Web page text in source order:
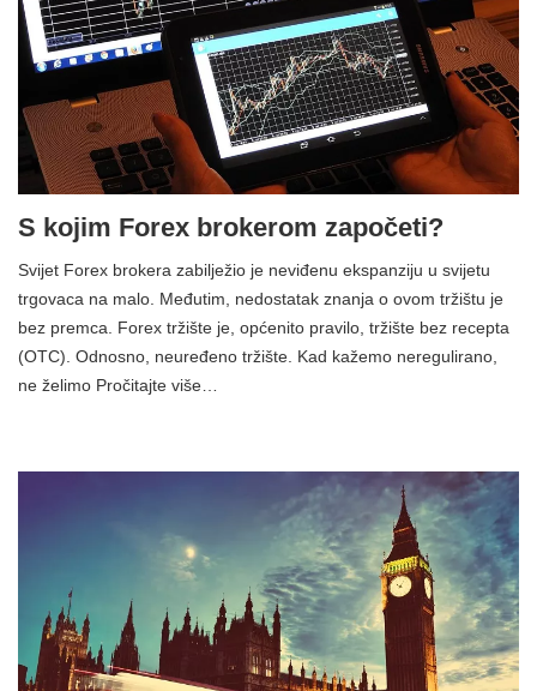
S kojim Forex brokerom započeti?
Svijet Forex brokera zabilježio je neviđenu ekspanziju u svijetu
trgovaca na malo. Međutim, nedostatak znanja o ovom tržištu je
bez premca. Forex tržište je, općenito pravilo, tržište bez recepta
(OTC). Odnosno, neuređeno tržište. Kad kažemo neregulirano,
ne želimo Pročitajte više…